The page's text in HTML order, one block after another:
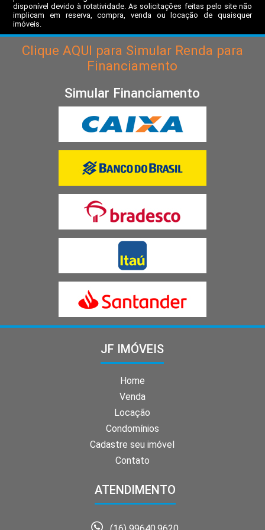
disponível devido à rotatividade. As solicitações feitas pelo site não
implicam em reserva, compra, venda ou locação de quaisquer
imóveis.
Clique AQUI para Simular Renda para
Financiamento
Simular Financiamento
JF IMÓVEIS
Home
Venda
Locação
Condomínios
Cadastre seu imóvel
Contato
ATENDIMENTO